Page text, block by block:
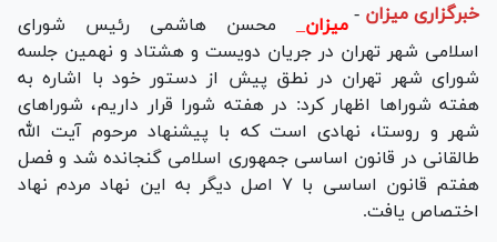
خبرگزاری میزان - میزان_محسن هاشمی رئیس شورای
اسلامی شهر تهران در جریان دویست و هشتاد و نهمین جلسه
شورای شهر تهران در نطق پیش از دستور خود با اشاره به
هفته شوراها اظهار کرد: در هفته شورا قرار داریم، شوراهای
شهر و روستا، نهادی است که با پیشنهاد مرحوم آیت الله
طالقانی در قانون اساسی جمهوری اسلامی گنجانده شد و فصل
هفتم قانون اساسی با ۷ اصل دیگر به این نهاد مردم نهاد
اختصاص یافت.